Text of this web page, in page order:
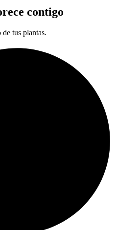
contigo
tus plantas.